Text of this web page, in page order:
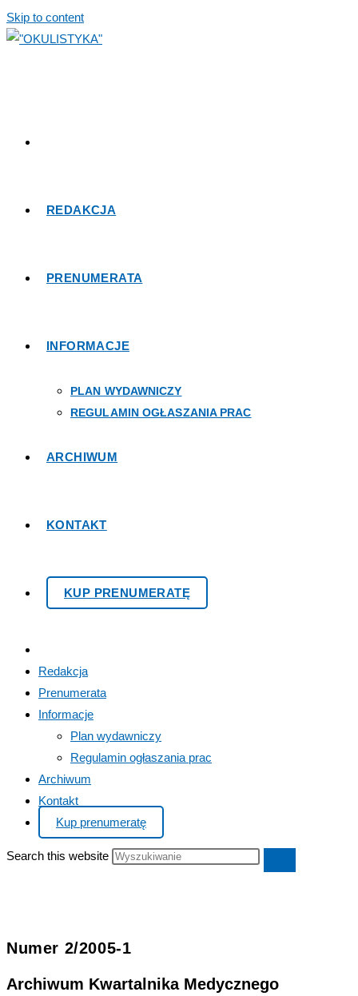
Skip to content
REDAKCJA
PRENUMERATA
INFORMACJE
PLAN WYDAWNICZY
REGULAMIN OGŁASZANIA PRAC
ARCHIWUM
KONTAKT
KUP PRENUMERATĘ
Redakcja
Prenumerata
Informacje
Plan wydawniczy
Regulamin ogłaszania prac
Archiwum
Kontakt
Kup prenumeratę
Search this website
Numer 2/2005-1
Archiwum Kwartalnika Medycznego